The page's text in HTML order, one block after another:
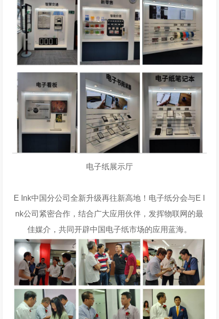
电子纸展示厅
E Ink中国分公司全新升级再往新高地！电子纸分会与E I
nk公司紧密合作，结合广大应用伙伴，发挥物联网的最
佳媒介，共同开辟中国电子纸市场的应用蓝海。